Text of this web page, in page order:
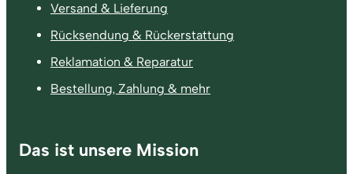
Versand & Lieferung
Rücksendung & Rückerstattung
Reklamation & Reparatur
Bestellung, Zahlung & mehr
Das ist unsere Mission